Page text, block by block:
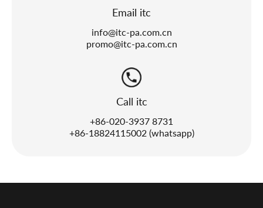
Email itc
info@itc-pa.com.cn
promo@itc-pa.com.cn
Call itc
+86-020-3937 8731
+86-18824115002 (whatsapp)